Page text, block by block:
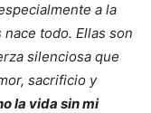
a la
todo. Ellas son
silenciosa que
sacrificio y
la vida sin mi